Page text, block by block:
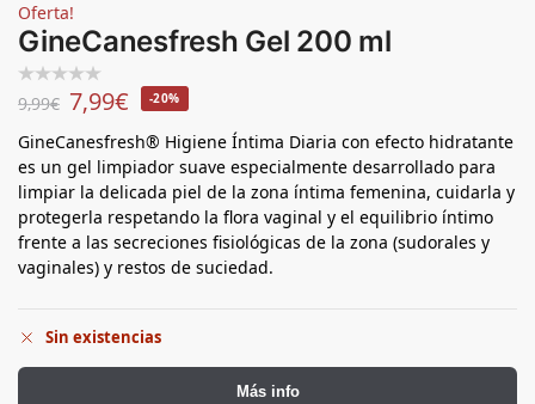
Oferta!
GineCanesfresh Gel 200 ml
9,99€ 7,99€ -20%
GineCanesfresh® Higiene Íntima Diaria con efecto hidratante
es un gel limpiador suave especialmente desarrollado para
limpiar la delicada piel de la zona íntima femenina, cuidarla y
protegerla respetando la flora vaginal y el equilibrio íntimo
frente a las secreciones fisiológicas de la zona (sudorales y
vaginales) y restos de suciedad.
Sin existencias
Más info